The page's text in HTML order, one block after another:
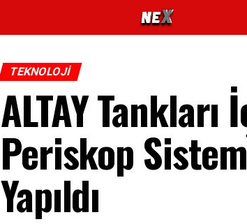
TEKNOLOJI
ALTAY
Periskop
Yapıldı